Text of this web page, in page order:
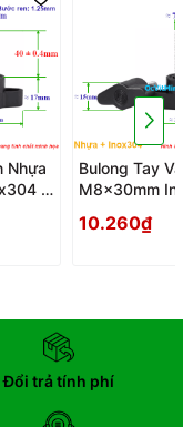
Nhựa
-
Bulong Tay
M8x30mm
10.260₫
Đổi trả tính phí